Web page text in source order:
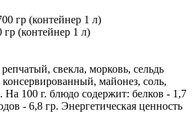
гр (контейнер 1 л)
свекла, морковь, сельдь
майонез, соль,
100 г. блюдо содержит: белков - 1,7
- 6,8 гр. Энергетическая ценность